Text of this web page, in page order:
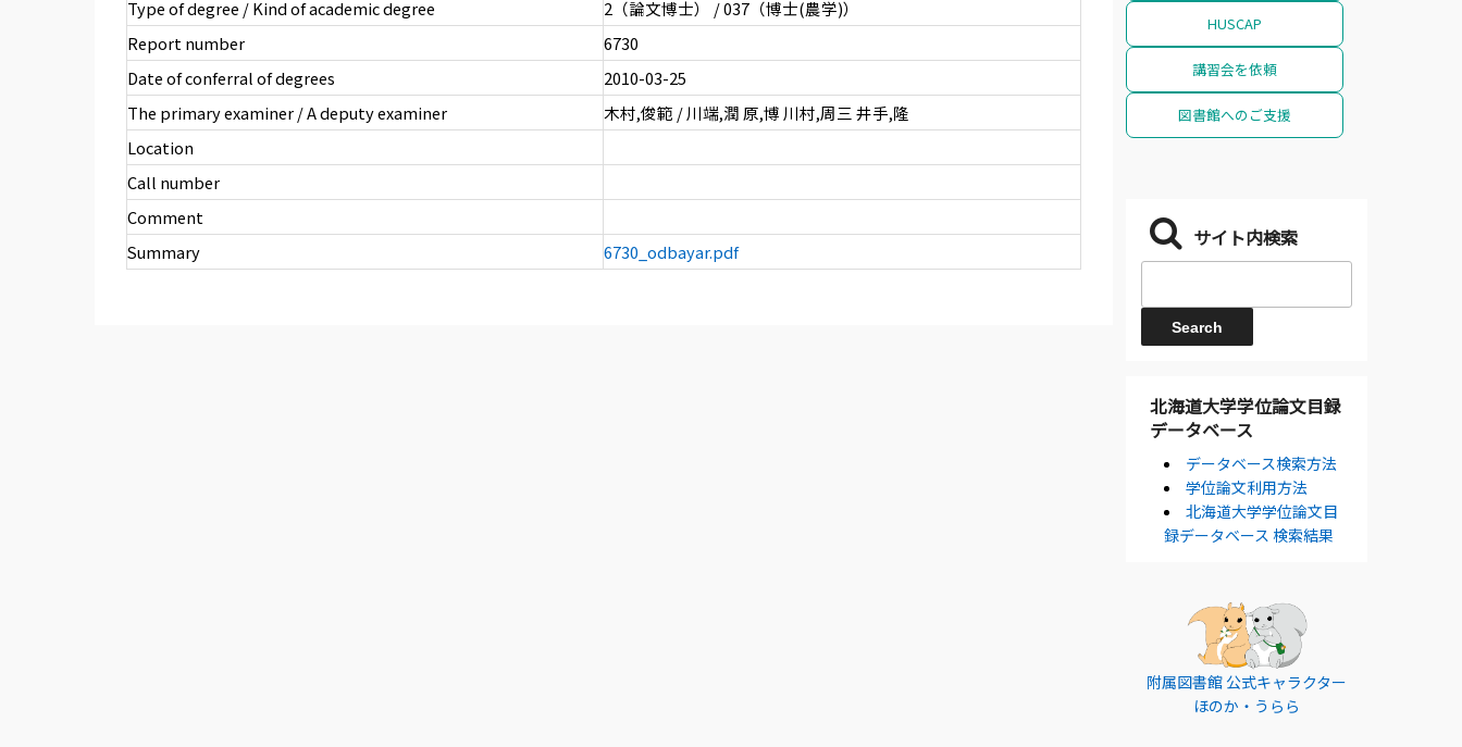
Type of degree / Kind of academic degree
2（論文博士） / 037（博士(農学)）
Report number
6730
Date of conferral of degrees
2010-03-25
The primary examiner / A deputy examiner
木村,俊範 / 川端,潤 原,博 川村,周三 井手,隆
Location
Call number
Comment
Summary
6730_odbayar.pdf
HUSCAP
講習会を依頼
図書館へのご支援
サイト内検索
北海道大学学位論文目録
データベース
データベース検索方法
学位論文利用方法
北海道大学学位論文目
録データベース 検索結果
附属図書館 公式キャラクター
ほのか・うらら